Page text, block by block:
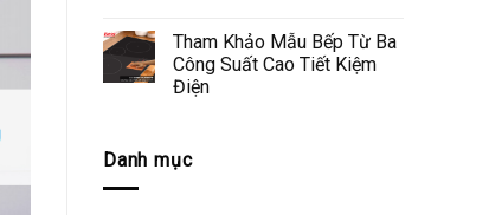
Tham Khảo Mẫu Bếp Từ Ba
Công Suất Cao Tiết Kiệm
Điện
Danh mục